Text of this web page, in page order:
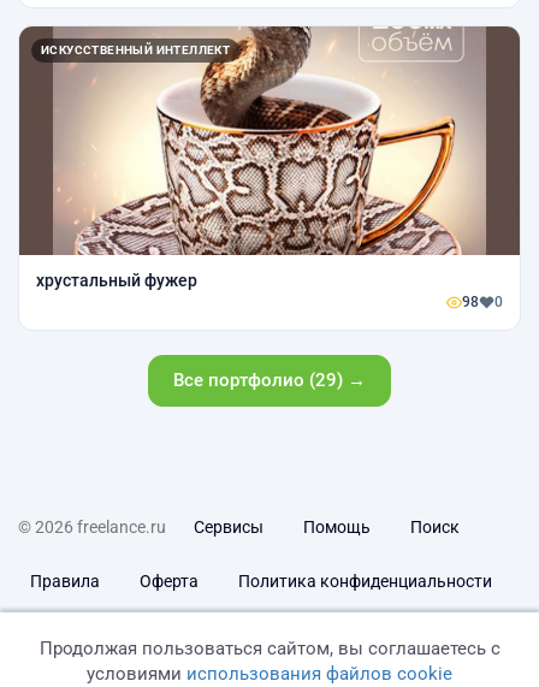
ИСКУССТВЕННЫЙ ИНТЕЛЛЕКТ
хрустальный фужер
98 0
Все портфолио (29) →
© 2026 freelance.ru Сервисы Помощь Поиск
Правила Оферта Политика конфиденциальности
Продолжая пользоваться сайтом, вы соглашаетесь с
условиями использования файлов cookie